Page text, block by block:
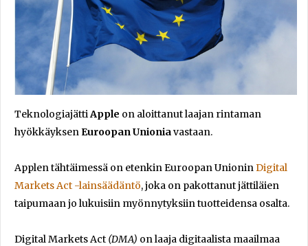
TeknologiajättiApple on aloittanut laajan rintaman
hyökkäyksenEuroopan Unioniavastaan.
Applen tähtäimessä on etenkin Euroopan UnioninDigital
Markets Act -lainsäädäntö, joka on pakottanut jättiläien
taipumaan jo lukuisiin myönnytyksiin tuotteidensa osalta.
Digital Markets Act (DMA) on laaja digitaalista maailmaa